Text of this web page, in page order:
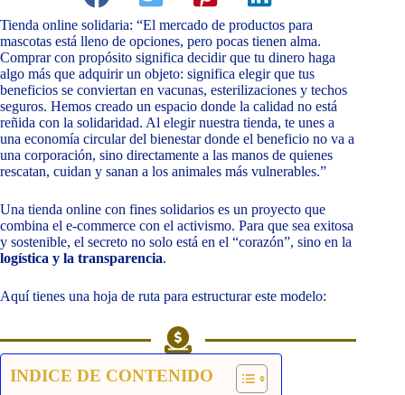
Tienda online solidaria: “El mercado de productos para
mascotas está lleno de opciones, pero pocas tienen alma.
Comprar con propósito significa decidir que tu dinero haga
algo más que adquirir un objeto: significa elegir que tus
beneficios se conviertan en vacunas, esterilizaciones y techos
seguros. Hemos creado un espacio donde la calidad no está
reñida con la solidaridad. Al elegir nuestra tienda, te unes a
una economía circular del bienestar donde el beneficio no va a
una corporación, sino directamente a las manos de quienes
rescatan, cuidan y sanan a los animales más vulnerables.”
Una tienda online con fines solidarios es un proyecto que
combina el e-commerce con el activismo. Para que sea exitosa
y sostenible, el secreto no solo está en el “corazón”, sino en la
logística y la transparencia.
Aquí tienes una hoja de ruta para estructurar este modelo:
INDICE DE CONTENIDO